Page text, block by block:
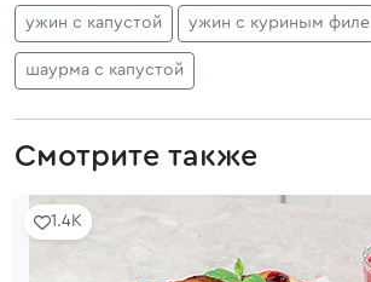
ужин с капустой ужин с куриным филе
шаурма с капустой
Смотрите также
1.4K